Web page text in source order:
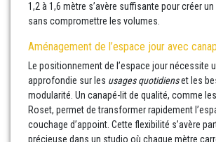
1,2 à 1,6 mètre s’avère suffisante pour créer un
sans compromettre les volumes.
Aménagement de l’espace jour avec
Le positionnement de l’espace jour nécessite
approfondie sur les usages quotidienset les
modularité. Un canapé-lit de qualité, comme
Roset, permet de transformer rapidement
couchage d’appoint. Cette flexibilité s’avère
précieuse dans un studio où chaque mètre